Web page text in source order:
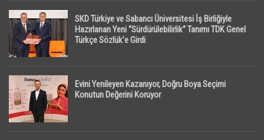
SKD Türkiye ve Sabancı Üniversitesi İş Birliğiyle
Hazırlanan Yeni “Sürdürülebilirlik” Tanımı TDK Genel
Türkçe Sözlük’e Girdi
Evini Yenileyen Kazanıyor, Doğru Boya Seçimi
Konutun Değerini Koruyor